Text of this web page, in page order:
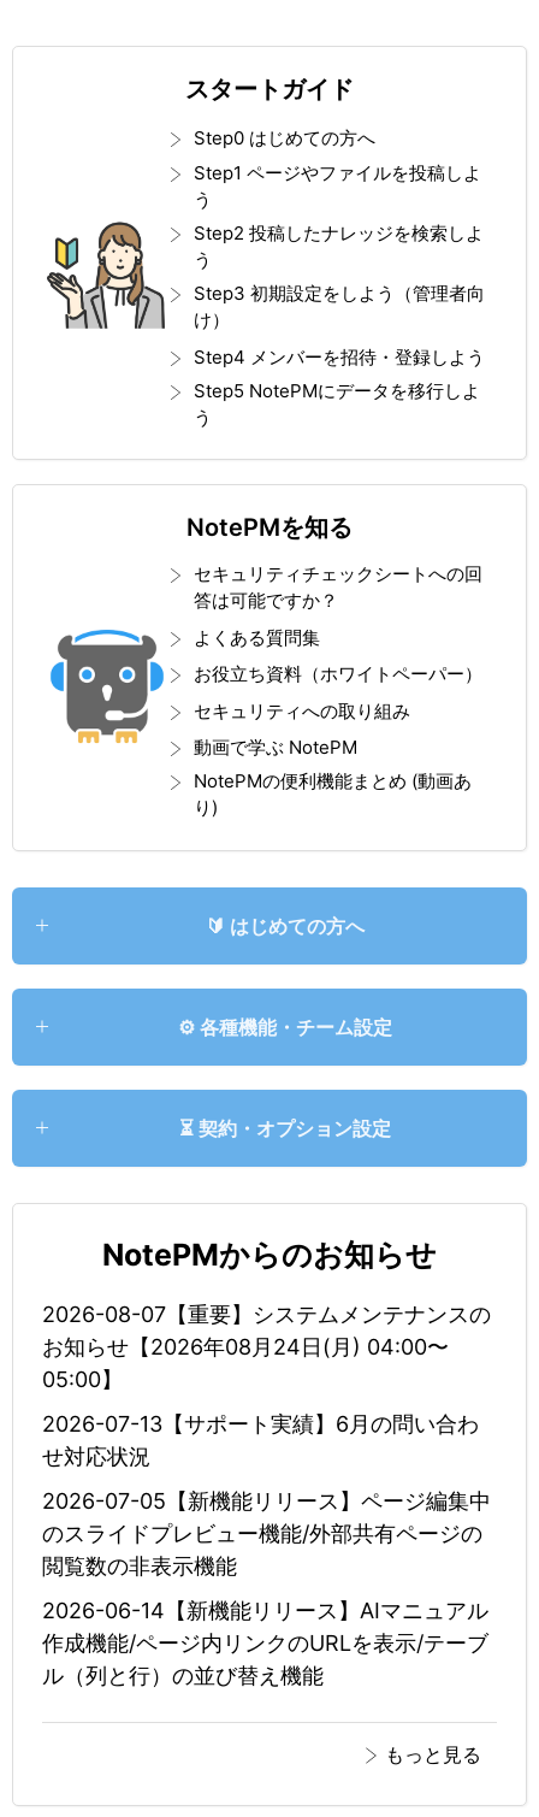
スタートガイド
Step0 はじめての方へ
Step1 ページやファイルを投稿しよ
う
Step2 投稿したナレッジを検索しよ
う
Step3 初期設定をしよう（管理者向
け）
Step4 メンバーを招待・登録しよう
Step5 NotePMにデータを移行しよ
う
NotePMを知る
セキュリティチェックシートへの回
答は可能ですか？
よくある質問集
お役立ち資料（ホワイトペーパー）
セキュリティへの取り組み
動画で学ぶ NotePM
NotePMの便利機能まとめ (動画あ
り)
🔰 はじめての方へ
⚙️ 各種機能・チーム設定
⏳️ 契約・オプション設定
NotePMからのお知らせ
2026-08-07【重要】システムメンテナンスの
お知らせ【2026年08月24日(月) 04:00〜
05:00】
2026-07-13【サポート実績】6月の問い合わ
せ対応状況
2026-07-05【新機能リリース】ページ編集中
のスライドプレビュー機能/外部共有ページの
閲覧数の非表示機能
2026-06-14【新機能リリース】AIマニュアル
作成機能/ページ内リンクのURLを表示/テーブ
ル（列と行）の並び替え機能
もっと見る